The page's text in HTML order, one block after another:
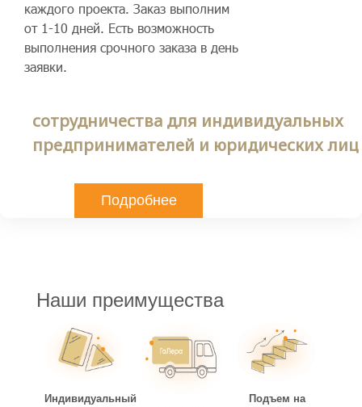
каждого проекта. Заказ выполним
от 1-10 дней. Есть возможность
выполнения срочного заказа в день
заявки.
сотрудничества для индивидуальных
предпринимателей и юридических лиц
Подробнее
Наши преимущества
Индивидуальный
Подъем на